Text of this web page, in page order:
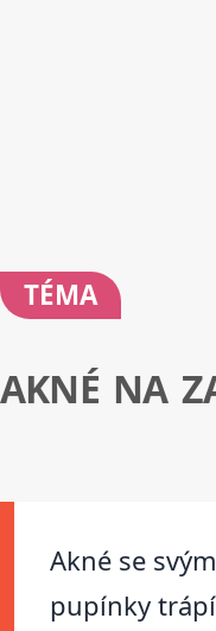
TÉMA
AKNÉ NA
Akné se
pupínky